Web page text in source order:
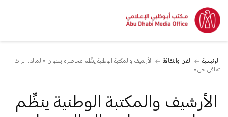
الرئيسية الفن والثقافة
الأرشيف والمكتبة الوطنية ينظِّم محاضرة بعنوان «المالد.. تراث
ثقافي حي»
الأرشيف والمكتبة الوطنية ينظِّم